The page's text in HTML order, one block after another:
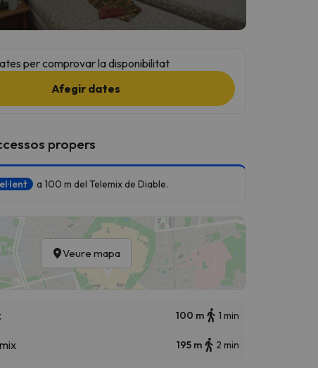
per comprovar la disponibilitat
Afegir dates
propers
a 100 m del Telemix de Diable.
Veure mapa
100 m 1 min
195 m 2 min